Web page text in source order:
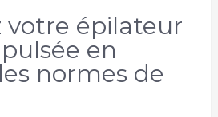
votre épilateur
en
normes de